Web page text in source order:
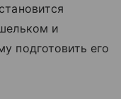
и
подготовить его